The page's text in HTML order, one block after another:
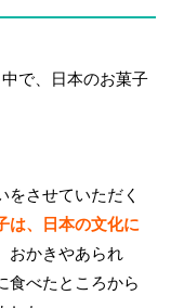
で、日本のお菓子
をさせていただく
は、日本の文化に
おかきやあられ
食べたところから